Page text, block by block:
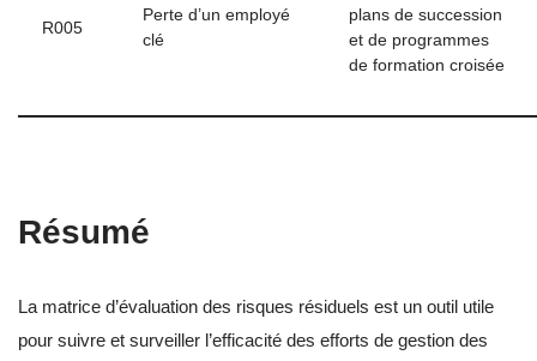
R005
Perte d’un employé
clé
plans de succession
et de programmes
de formation croisée
Résumé
La matrice d’évaluation des risques résiduels est un outil utile
pour suivre et surveiller l’efficacité des efforts de gestion des